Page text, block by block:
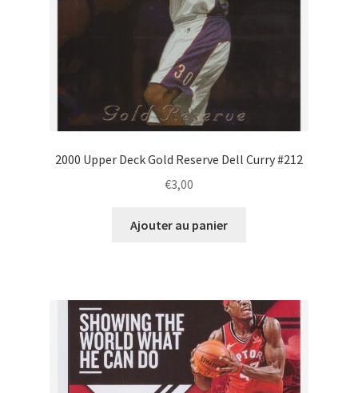
2000 Upper Deck Gold Reserve Dell Curry #212
€3,00
Ajouter au panier